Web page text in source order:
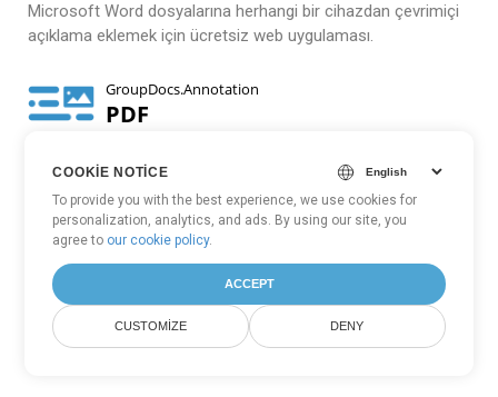
Microsoft Word dosyalarına herhangi bir cihazdan çevrimiçi
açıklama eklemek için ücretsiz web uygulaması.
GroupDocs.Annotation
PDF
PDF’e doğrudan web tarayıcınızdan açıklama ekleyin.
GÖRÜNTÜLE
COOKIE NOTICE
To provide you with the best experience, we use cookies for
personalization, analytics, and ads. By using our site, you
agree to our cookie policy.
ACCEPT
CUSTOMIZE DENY